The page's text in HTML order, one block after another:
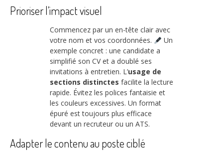
Prioriser l’impact visuel
Commencez par un en-tête clair avec
votre nom et vos coordonnées.
Un
exemple concret : une candidate a
simplifié son CV et a doublé ses
invitations à entretien. L’usage de
sections distinctes facilite la lecture
rapide. Évitez les polices fantaisie et
les couleurs excessives. Un format
épuré est toujours plus efficace
devant un recruteur ou un ATS.
Adapter le contenu au poste ciblé